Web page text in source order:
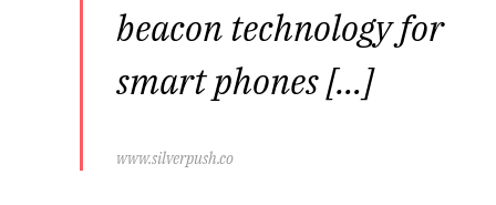
beacon technology for
smart phones […]
www.silverpush.co